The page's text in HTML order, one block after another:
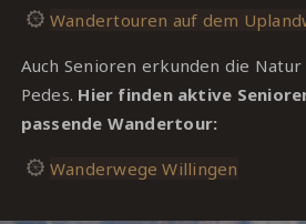
Wandertouren auf dem
Auch Senioren erkunden die
Pedes. Hier finden aktive
passende Wandertour:
Wanderwege Willingen